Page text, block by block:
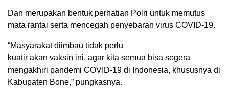
Dan merupakan bentuk perhatian Polri untuk memutus
mata rantai serta mencegah penyebaran virus COVID-19.
“Masyarakat diimbau tidak perlu
kuatir akan vaksin ini, agar kita semua bisa segera
mengakhiri pandemi COVID-19 di Indonesia, khususnya di
Kabupaten Bone,” pungkasnya.